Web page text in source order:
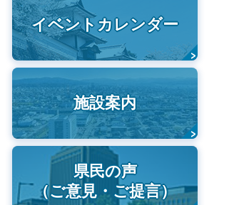
イベントカレンダー
施設案内
県民の声
（ご意見・ご提言）